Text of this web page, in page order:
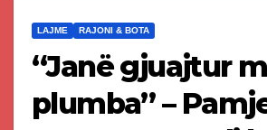
LAJME RAJONI & BOTA
“Janë gjuajtur
plumba” –